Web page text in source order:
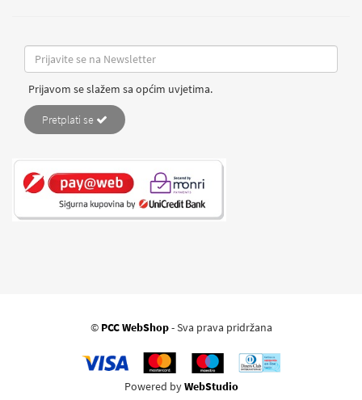
Prijavom se slažem sa općim uvjetima.
Pretplati se
© PCC WebShop- Sva prava pridržana
Powered byWebStudio